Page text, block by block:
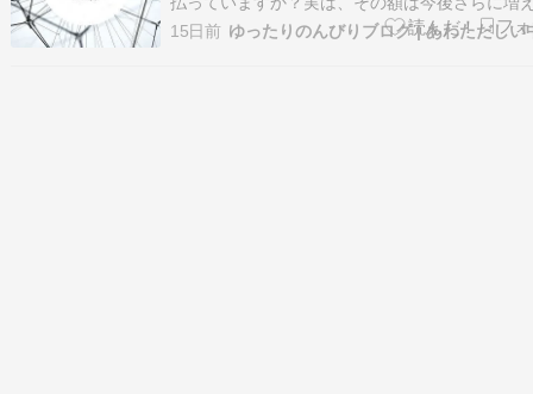
けます。しかし、ここに気づいている人は少な
健康への投資は、金融商品よりも確実な「リタ
15日前